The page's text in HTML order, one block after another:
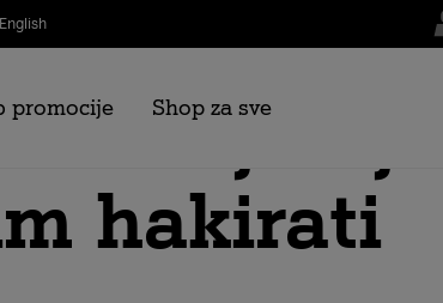
English
promocije Shop za sve
s najboljeg
hakirati